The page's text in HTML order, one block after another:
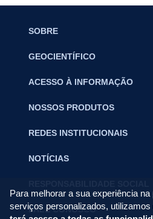
SOBRE
GEOCIENTÍFICO
ACESSO À INFORMAÇÃO
NOSSOS PRODUTOS
REDES INSTITUCIONAIS
NOTÍCIAS
FALE CONOSCO
Para melhorar a sua experiência
serviços personalizados, utilizamos